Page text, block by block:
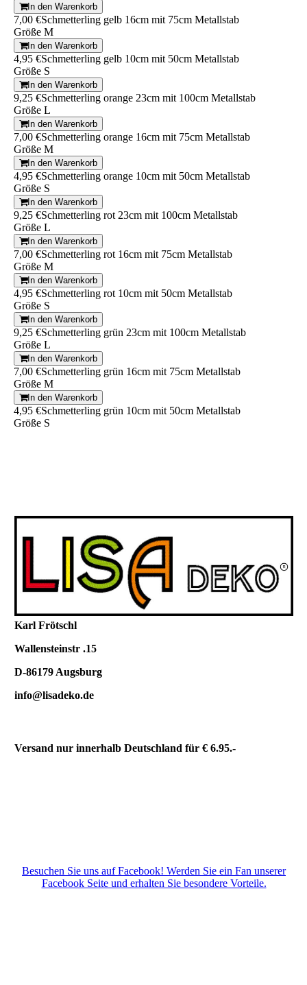
In den Warenkorb
7,00 €Schmetterling gelb 16cm mit 75cm Metallstab
Größe M
In den Warenkorb
4,95 €Schmetterling gelb 10cm mit 50cm Metallstab
Größe S
In den Warenkorb
9,25 €Schmetterling orange 23cm mit 100cm Metallstab
Größe L
In den Warenkorb
7,00 €Schmetterling orange 16cm mit 75cm Metallstab
Größe M
In den Warenkorb
4,95 €Schmetterling orange 10cm mit 50cm Metallstab
Größe S
In den Warenkorb
9,25 €Schmetterling rot 23cm mit 100cm Metallstab
Größe L
In den Warenkorb
7,00 €Schmetterling rot 16cm mit 75cm Metallstab
Größe M
In den Warenkorb
4,95 €Schmetterling rot 10cm mit 50cm Metallstab
Größe S
In den Warenkorb
9,25 €Schmetterling grün 23cm mit 100cm Metallstab
Größe L
In den Warenkorb
7,00 €Schmetterling grün 16cm mit 75cm Metallstab
Größe M
In den Warenkorb
4,95 €Schmetterling grün 10cm mit 50cm Metallstab
Größe S
Karl Frötschl
Wallensteinstr .15
D-86179 Augsburg
info@lisadeko.de
Versand nur innerhalb Deutschland für € 6.95.-
Besuchen Sie uns auf Facebook! Werden Sie ein Fan unserer
Facebook Seite und erhalten Sie besondere Vorteile.